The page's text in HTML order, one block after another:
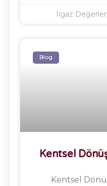
Ilgaz
Blog
Kentsel
Kentsel